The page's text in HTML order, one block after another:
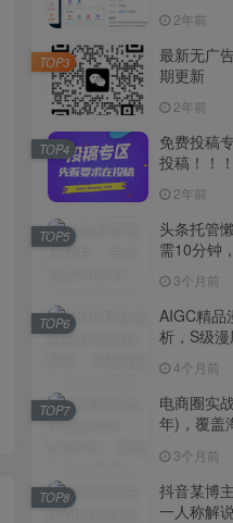
惠】2年前
最新无广
期更新
2年前
TOP3
免费投稿
投稿！！！
2年前
TOP4
头条托管
需10分钟
【揭秘】
3个月前
TOP5
AIGC精品
析，S级
4个月前
TOP6
电商圈实
年)，覆盖
电商人避
盈利(更新
3个月前
TOP7
抖音某博
一人称解
TOP8